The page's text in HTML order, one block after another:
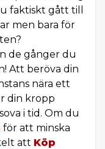
faktiskt gått till
men bara för
de gånger du
Att beröva din
nära ett
din kropp
i tid. Om du
för att minska
att Köp